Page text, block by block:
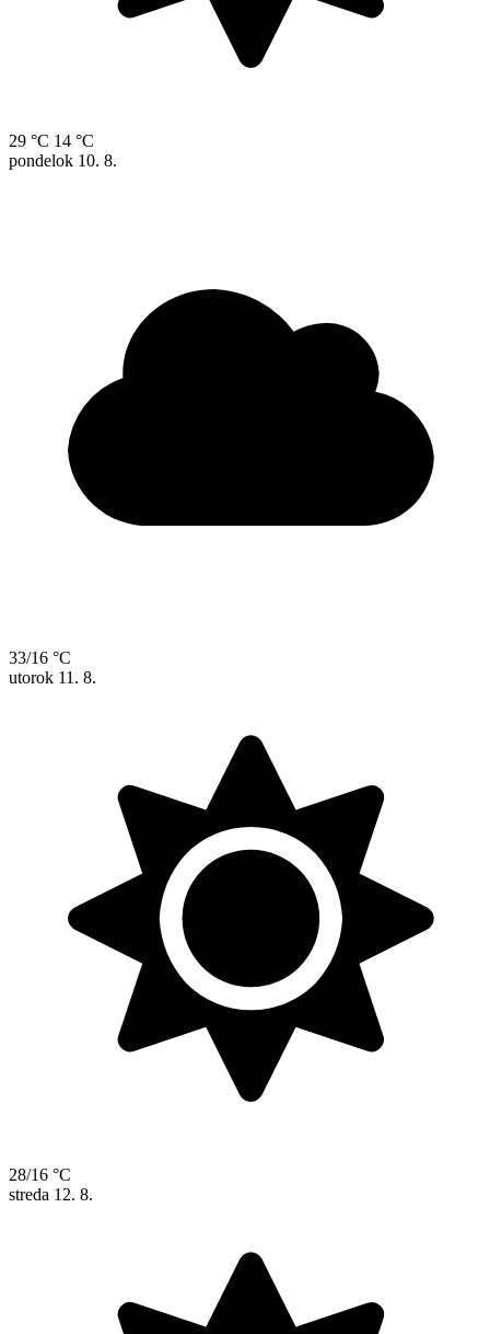
29 °C 14 °C
pondelok 10. 8.
33/16 °C
utorok 11. 8.
28/16 °C
streda 12. 8.